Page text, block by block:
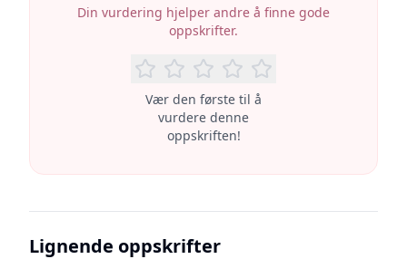
Din vurdering hjelper andre å finne gode
oppskrifter.
Vær den første til å
vurdere denne
oppskriften!
Lignende oppskrifter